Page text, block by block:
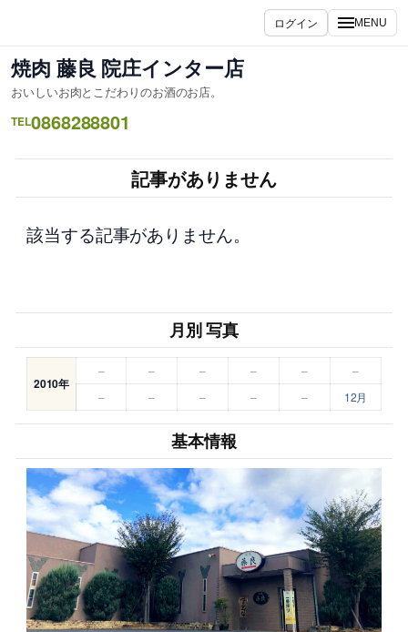
を
ス
キ
ッ
ログイン MENU
焼肉 藤良 院庄インター店
おいしいお肉とこだわりのお酒のお店。
TEL0868288801
記事がありません
該当する記事がありません。
月別 写真
2010年
– – – – –
–
–
– – – – 12月
基本情報